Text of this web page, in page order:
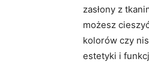
zasłony z
możesz​
kolorów czy
⁢estetyki i